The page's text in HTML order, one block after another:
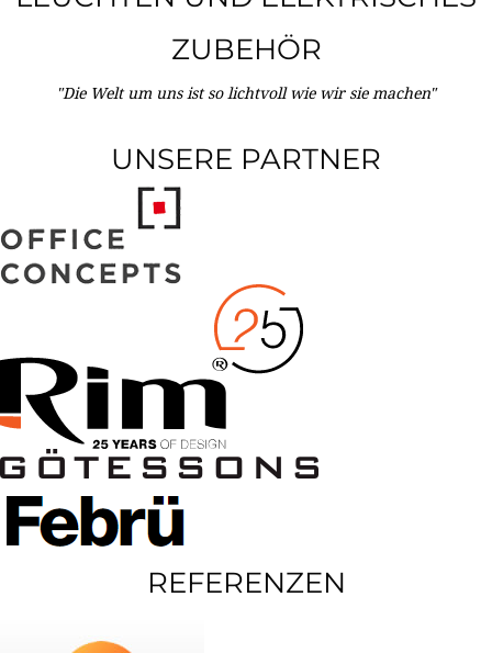
ZUBEHÖR
"Die Welt um uns ist so lichtvoll wie wir sie machen"
UNSERE PARTNER
REFERENZEN